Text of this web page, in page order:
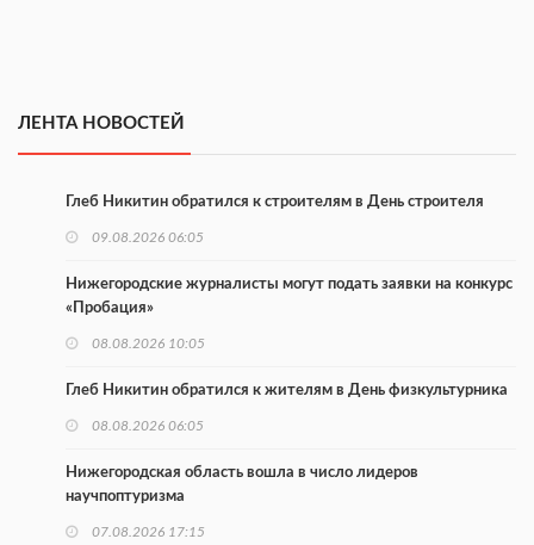
ЛЕНТА НОВОСТЕЙ
Глеб Никитин обратился к строителям в День строителя
09.08.2026 06:05
Нижегородские журналисты могут подать заявки на конкурс
«Пробация»
08.08.2026 10:05
Глеб Никитин обратился к жителям в День физкультурника
08.08.2026 06:05
Нижегородская область вошла в число лидеров
научпоптуризма
07.08.2026 17:15